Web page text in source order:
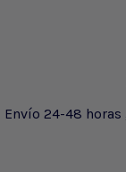
Envío 24-48